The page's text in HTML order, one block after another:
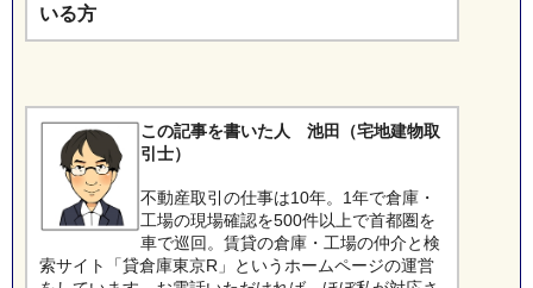
いる方
この記事を書いた人 池田（宅地建物取
引士）
不動産取引の仕事は10年。1年で倉庫・
工場の現場確認を500件以上で首都圏を
車で巡回。賃貸の倉庫・工場の仲介と検
索サイト「貸倉庫東京R」というホームページの運営